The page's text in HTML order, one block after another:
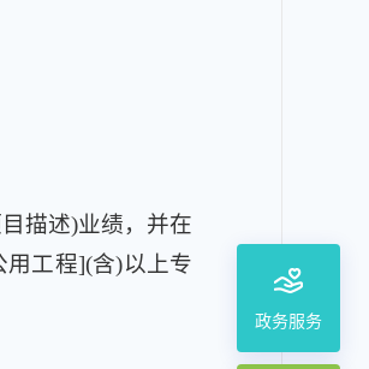
政务服务
描述)业绩，并在
用工程](含)以上专